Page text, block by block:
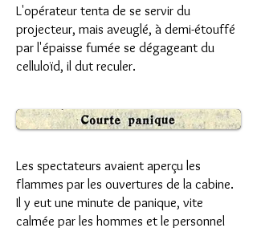
L'opérateur tenta de se servir du
projecteur, mais aveuglé, à demi-étouffé
par l'épaisse fumée se dégageant du
celluloïd, il dut reculer.
Les spectateurs avaient aperçu les
flammes par les ouvertures de la cabine.
Il y eut une minute de panique, vite
calmée par les hommes et le personnel